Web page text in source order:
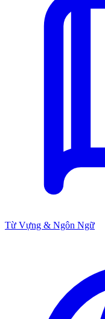
Từ Vựng & Ngôn Ngữ